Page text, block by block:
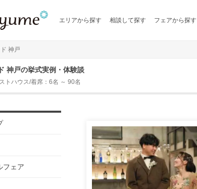
エリアから探す 相談して探す フェアから探す
神戸
神戸の挙式実例・体験談
トハウス/着席：6名 ～ 90名
フェア